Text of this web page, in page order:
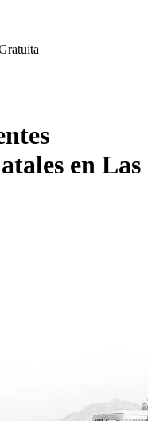
en Las